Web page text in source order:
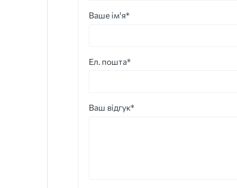
Ваше ім'я*
Ел. пошта*
Ваш відгук*